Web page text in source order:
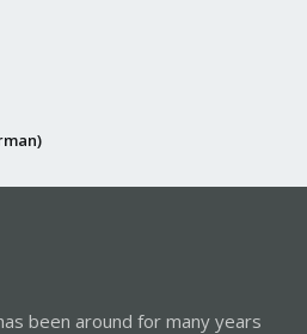
been around for many years